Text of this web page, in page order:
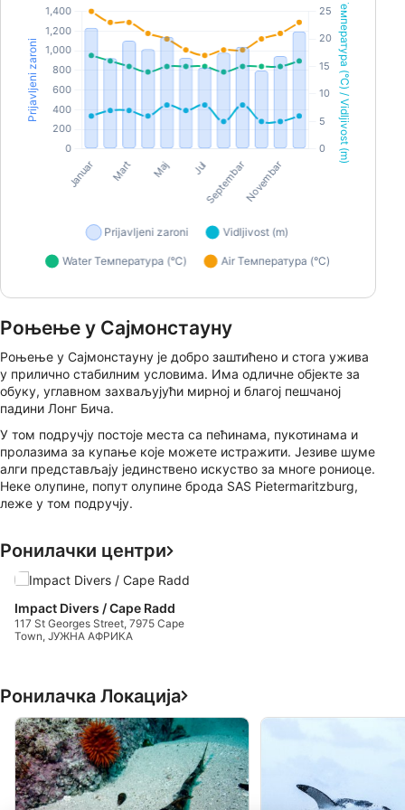
Роњење у Сајмонстауну
Роњење у Сајмонстауну је добро заштићено и стога ужива
у прилично стабилним условима. Има одличне објекте за
обуку, углавном захваљујући мирној и благој пешчаној
падини Лонг Бича.
У том подручју постоје места са пећинама, пукотинама и
пролазима за купање које можете истражити. Језиве шуме
алги представљају јединствено искуство за многе рониоце.
Неке олупине, попут олупине брода SAS Pietermaritzburg,
леже у том подручју.
Ронилачки центри
Impact Divers / Cape Radd
117 St Georges Street, 7975 Cape
Town, ЈУЖНА АФРИКА
Ронилачка Локација